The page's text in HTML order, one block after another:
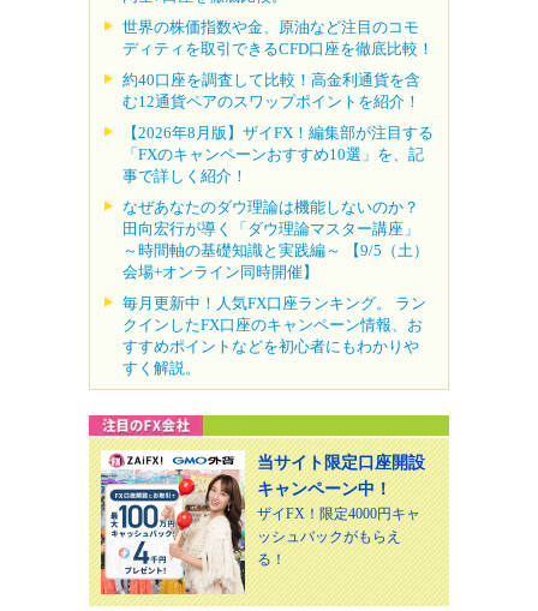
世界の株価指数や金、原油など注目のコモ
ディティを取引できるCFD口座を徹底比較！
約40口座を調査して比較！高金利通貨を含
む12通貨ペアのスワップポイントを紹介！
【2026年8月版】ザイFX！編集部が注目する
「FXのキャンペーンおすすめ10選」を、記
事で詳しく紹介！
なぜあなたのダウ理論は機能しないのか？
田向宏行が導く「ダウ理論マスター講座」
～時間軸の基礎知識と実践編～ 【9/5（土）
会場+オンライン同時開催】
毎月更新中！人気FX口座ランキング。 ラン
クインしたFX口座のキャンペーン情報、お
すすめポイントなどを初心者にもわかりや
すく解説。
当サイト限定口座開設
キャンペーン中！
ザイFX！限定4000円キャ
ッシュバックがもらえ
る！